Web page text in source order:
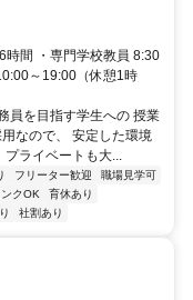
時間 ・専門学校教員 8:30
～19:00（休憩1時
を目指す学生への 授業
なので、 安定した環境
プライベートも大...
フリーター歓迎
職場見学可
ンクOK
育休あり
社割あり